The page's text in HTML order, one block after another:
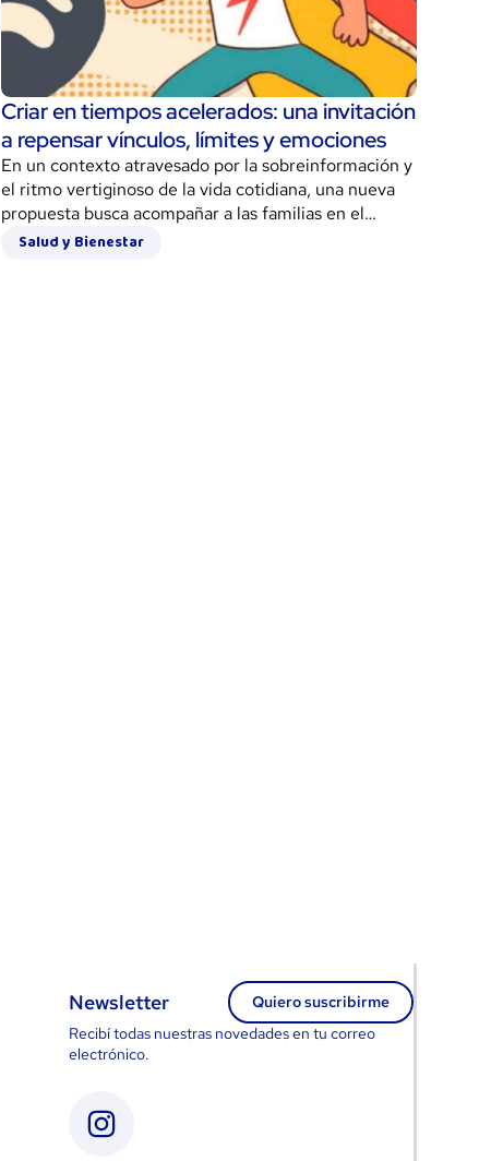
Criar en tiempos acelerados: una invitación
a repensar vínculos, límites y emociones
En un contexto atravesado por la sobreinformación y
el ritmo vertiginoso de la vida cotidiana, una nueva
propuesta busca acompañar a las familias en el
desafío de criar desde el respeto y la conciencia
Salud y Bienestar
Newsletter
Quiero suscribirme
Recibí todas nuestras novedades en tu correo
electrónico.